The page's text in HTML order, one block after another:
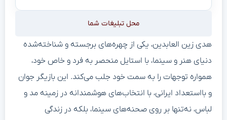
محل تبلیغات شما
هدی زین العابدین، یکی از چهره‌های برجسته و شناخته‌شده
دنیای هنر و سینما، با استایل منحصر به فرد و خاص خود،
همواره توجهات را به سمت خود جلب می‌کند. این بازیگر جوان
و بااستعداد ایرانی، با انتخاب‌های هوشمندانه در زمینه مد و
لباس، نه‌تنها بر روی صحنه‌های سینما، بلکه در زندگی